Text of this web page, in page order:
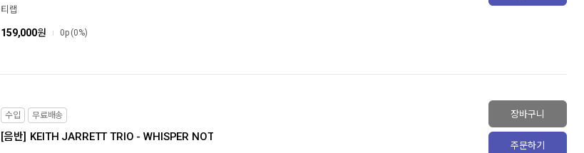
티랩
159,000원 0p (0%)
수입 무료배송
[음반] KEITH JARRETT TRIO -WHISPER NOT
장바구니
주문하기